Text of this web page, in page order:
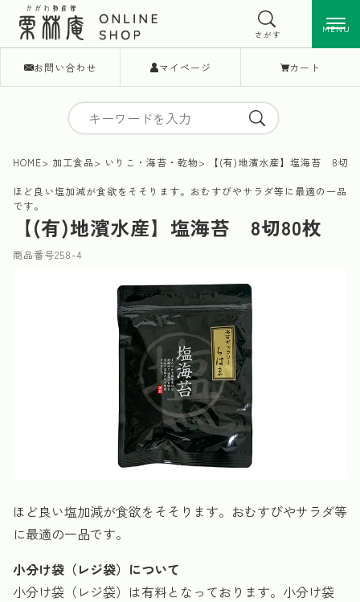
お問い合わせ マイページ カート
MENU
さがす MENU
HOME 加工食品 いりこ・海苔・乾物 【(有)地濱水産】塩海苔 8切
ほど良い塩加減が食欲をそそります。おむすびやサラダ等に最適の一品
です。
【(有)地濱水産】塩海苔 8切80枚
商品番号258-4
ほど良い塩加減が食欲をそそります。おむすびやサラダ等
に最適の一品です。
小分け袋（レジ袋）について
小分け袋（レジ袋）は有料となっております。小分け袋